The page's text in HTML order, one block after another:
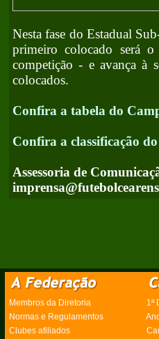
Nesta fase do Estadual
primeiro colocado será
competição - e avança à
colocados.
Confira a tabela do
Confira a classificação
Assessoria de
Membros da Diretoria 1ª
Normas e Regulamentos
Clubes afiliados